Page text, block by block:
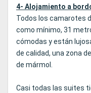
4- Alojamiento a
Todos los camarotes
como mínimo, 31
cómodas y están
de calidad, una zona
de mármol.
Casi todas las suites